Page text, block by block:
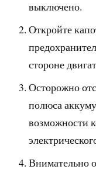
выключено.
Откройте
стороне
Осторожно
полюса
возможности
Внимательно